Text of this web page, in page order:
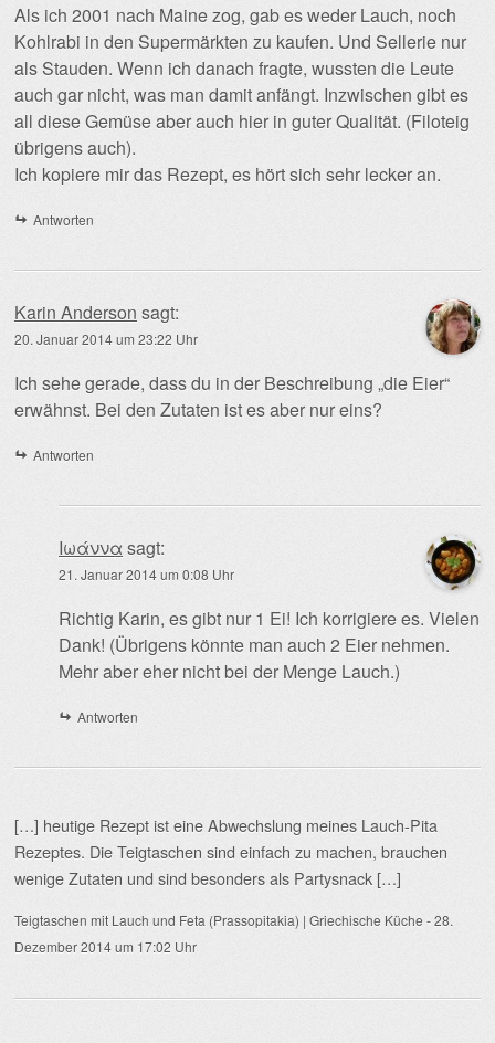
Als ich 2001 nach Maine zog, gab es weder Lauch, noch
Kohlrabi in den Supermärkten zu kaufen. Und Sellerie nur
als Stauden. Wenn ich danach fragte, wussten die Leute
auch gar nicht, was man damit anfängt. Inzwischen gibt es
all diese Gemüse aber auch hier in guter Qualität. (Filoteig
übrigens auch).
Ich kopiere mir das Rezept, es hört sich sehr lecker an.
Antworten
Karin Anderson sagt:
20. Januar 2014 um 23:22 Uhr
Ich sehe gerade, dass du in der Beschreibung „die Eier“
erwähnst. Bei den Zutaten ist es aber nur eins?
Antworten
Ιωάννα sagt:
21. Januar 2014 um 0:08 Uhr
Richtig Karin, es gibt nur 1 Ei! Ich korrigiere es. Vielen
Dank! (Übrigens könnte man auch 2 Eier nehmen.
Mehr aber eher nicht bei der Menge Lauch.)
Antworten
[…] heutige Rezept ist eine Abwechslung meines Lauch-Pita
Rezeptes. Die Teigtaschen sind einfach zu machen, brauchen
wenige Zutaten und sind besonders als Partysnack […]
Teigtaschen mit Lauch und Feta (Prassopitakia) | Griechische Küche -28.
Dezember 2014 um 17:02 Uhr